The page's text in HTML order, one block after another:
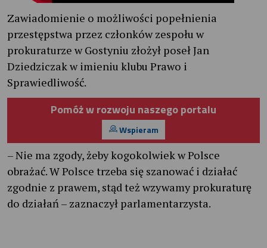
Zawiadomienie o możliwości popełnienia
przestępstwa przez członków zespołu w
prokuraturze w Gostyniu złożył poseł Jan
Dziedziczak w imieniu klubu Prawo i
Sprawiedliwość.
Pomóż w rozwoju naszego portalu
Wspieram
– Nie ma zgody, żeby kogokolwiek w Polsce
obrażać. W Polsce trzeba się szanować i działać
zgodnie z prawem, stąd też wzywamy prokuraturę
do działań – zaznaczył parlamentarzysta.